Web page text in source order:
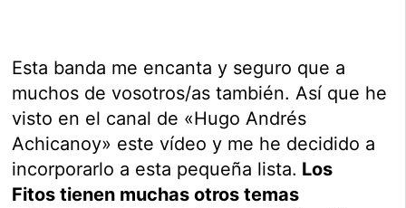
Esta banda me encanta y seguro que a
muchos de vosotros/as también. Así que he
visto en el canal de «Hugo Andrés
Achicanoy» este vídeo y me he decidido a
incorporarlo a esta pequeña lista. Los
Fitos tienen muchas otros temas